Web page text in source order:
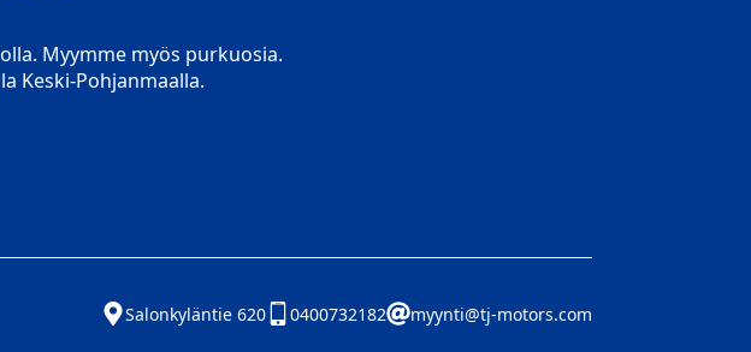
Myymme myös purkuosia.
Keski-Pohjanmaalla.
Salonkyläntie 620 0400732182 myynti@tj-motors.com